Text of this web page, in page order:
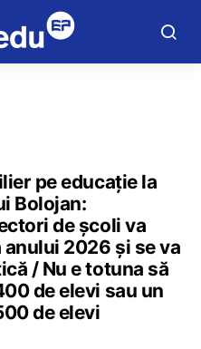
pe educație la
Bolojan:
de școli va
2026 și se va
/ Nu e totuna să
de elevi sau un
de elevi